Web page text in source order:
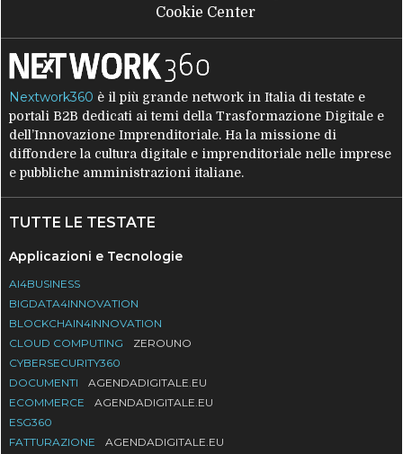
Cookie Center
Nextwork360 è il più grande network in Italia di testate e
portali B2B dedicati ai temi della Trasformazione Digitale e
dell’Innovazione Imprenditoriale. Ha la missione di
diffondere la cultura digitale e imprenditoriale nelle imprese
e pubbliche amministrazioni italiane.
TUTTE LE TESTATE
Applicazioni e Tecnologie
AI4BUSINESS
BIGDATA4INNOVATION
BLOCKCHAIN4INNOVATION
CLOUD COMPUTING
ZEROUNO
CYBERSECURITY360
DOCUMENTI
AGENDADIGITALE.EU
ECOMMERCE
AGENDADIGITALE.EU
ESG360
FATTURAZIONE
AGENDADIGITALE.EU